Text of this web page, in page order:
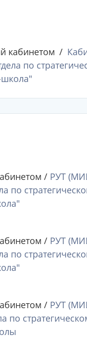
кабинетом
по
/ РУТ
по
/ РУТ
по
/ РУТ
по